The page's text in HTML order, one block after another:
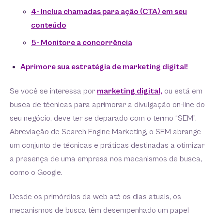
4- Inclua chamadas para ação (CTA) em seu
conteúdo
5- Monitore a concorrência
Aprimore sua estratégia de marketing digital!
Se você se interessa por marketing digital, ou está em
busca de técnicas para aprimorar a divulgação on-line do
seu negócio, deve ter se deparado com o termo “SEM”.
Abreviação de Search Engine Marketing, o SEM abrange
um conjunto de técnicas e práticas destinadas a otimizar
a presença de uma empresa nos mecanismos de busca,
como o Google.
Desde os primórdios da web até os dias atuais, os
mecanismos de busca têm desempenhado um papel